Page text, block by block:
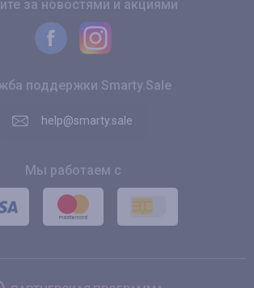
за новостями и акциями
поддержки Smarty.Sale
help@smarty.sale
Мы работаем с